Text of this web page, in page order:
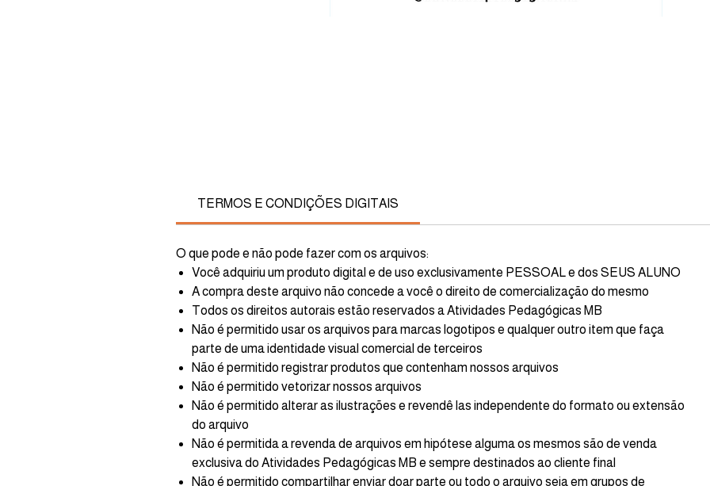
TERMOS E CONDIÇÕES DIGITAIS
O que pode e não pode fazer com os arquivos:
Você adquiriu um produto digital e de uso exclusivamente PESSOAL e dos SEUS ALUNO
A compra deste arquivo não concede a você o direito de comercialização do mesmo
Todos os direitos autorais estão reservados a Atividades Pedagógicas MB
Não é permitido usar os arquivos para marcas logotipos e qualquer outro item que faça
parte de uma identidade visual comercial de terceiros
Não é permitido registrar produtos que contenham nossos arquivos
Não é permitido vetorizar nossos arquivos
Não é permitido alterar as ilustrações e revendê las independente do formato ou extensão
do arquivo
Não é permitida a revenda de arquivos em hipótese alguma os mesmos são de venda
exclusiva do Atividades Pedagógicas MB e sempre destinados ao cliente final
Não é permitido compartilhar enviar doar parte ou todo o arquivo seja em grupos de